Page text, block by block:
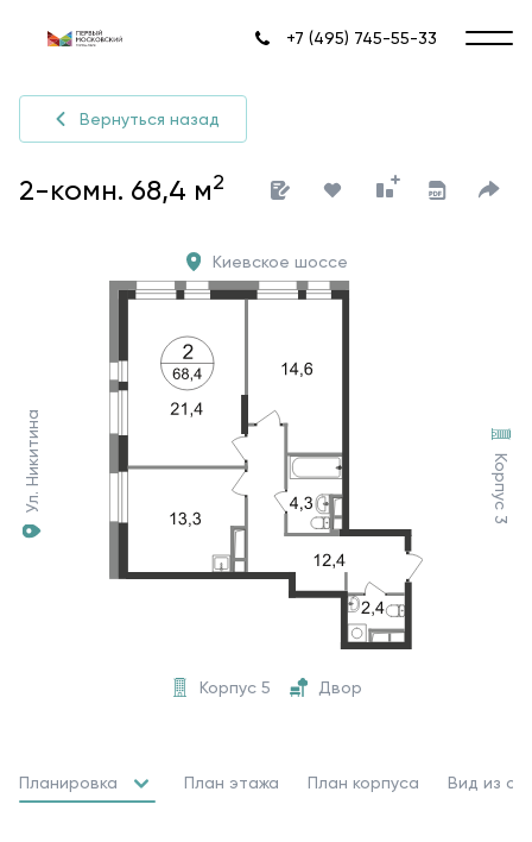
+7 (495) 745-55-33
Вернуться назад
2-комн. 68,4 м2
Ул. Никитина Корпус 3
Корпус 5 Двор
Киевское шоссе
Планировка План этажа План корпуса Вид из